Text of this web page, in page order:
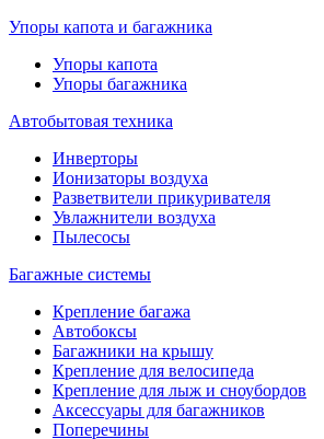
Упоры капота и багажника
Упоры капота
Упоры багажника
Автобытовая техника
Инверторы
Ионизаторы воздуха
Разветвители прикуривателя
Увлажнители воздуха
Пылесосы
Багажные системы
Крепление багажа
Автобоксы
Багажники на крышу
Крепление для велосипеда
Крепление для лыж и сноубордов
Аксессуары для багажников
Поперечины